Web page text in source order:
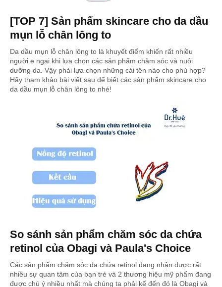
[TOP 7] Sản phẩm skincare cho da dầu
mụn lỗ chân lông to
Da dầu mụn lỗ chân lông to là khuyết điểm khiến rất nhiều
người e ngại khi lựa chọn các sản phẩm chăm sóc và nuôi
dưỡng da. Vậy phải lựa chọn những cái tên nào cho phù hợp?
Hãy tham khảo bài viết sau để biết các sản phẩm skincare cho
da dầu mụn lỗ chân lông to nhé!
So sánh sản phẩm chăm sóc da chứa
retinol của Obagi và Paula's Choice
Các sản phẩm chăm sóc da chứa retinol đang nhận được rất
nhiều sự quan tâm của bạn trẻ và 2 thương hiệu mỹ phẩm đang
được chú ý nhiều nhất mà chúng ta phải kể đến đó là Obagi và